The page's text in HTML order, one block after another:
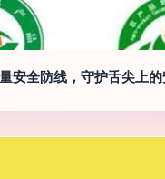
安全防线，守护舌尖上